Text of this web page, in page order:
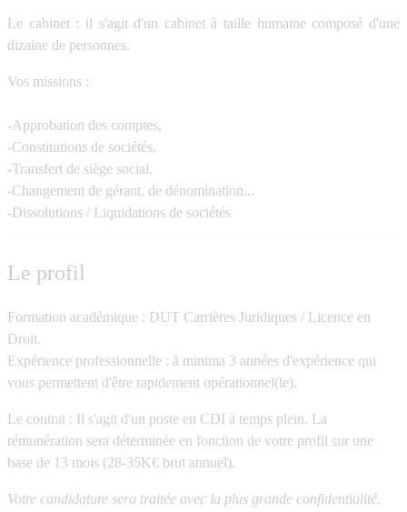
Le cabinet: il s'agit d'un cabinet à taille humaine composé d'une
dizaine de personnes.
Vos missions :
-Approbation des comptes,
-Constitutions de sociétés,
-Transfert de siège social,
-Changement de gérant, de dénomination...
-Dissolutions / Liquidations de sociétés
Le profil
Formation académique : DUT Carrières Juridiques / Licence en
Droit.
Expérience professionnelle : à minima 3 années d'expérience qui
vous permettent d'être rapidement opérationnel(le).
Le contrat : Il s'agit d'un poste en CDI à temps plein. La
rémunération sera déterminée en fonction de votre profil sur une
base de 13 mois (28-35K€ brut annuel).
Votre candidature sera traitée avec la plus grande confidentialité.